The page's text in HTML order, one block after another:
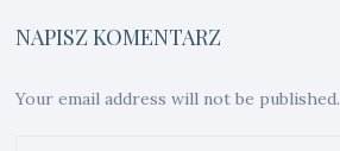
NAPISZ KOMENTARZ
Your email address will not be published.